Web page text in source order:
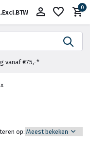
Excl.BTW
0
vanaf €75,-*
op: